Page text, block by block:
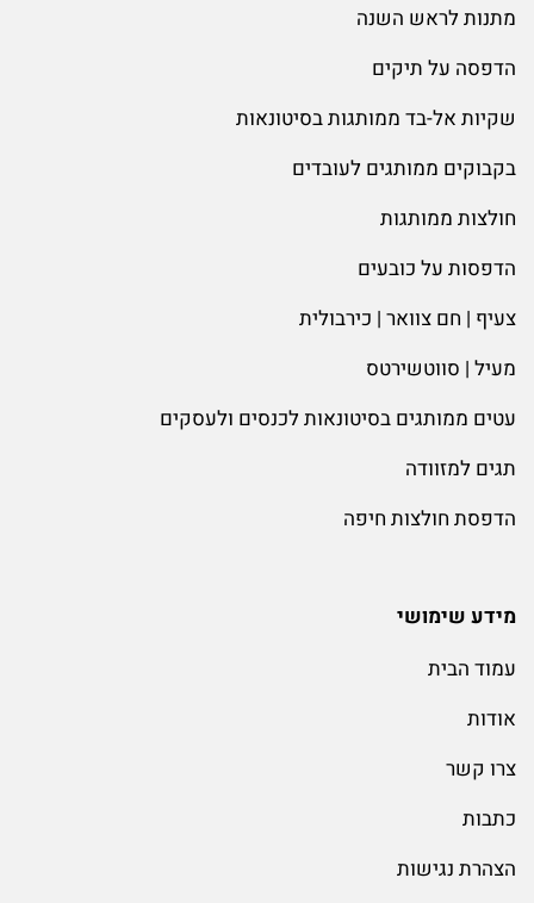
מתנות לראש השנה
הדפסה על תיקים
שקיות אל-בד ממותגות בסיטונאות
בקבוקים ממותגים לעובדים
חולצות ממותגות
הדפסות על כובעים
צעיף | חם צוואר | כירבולית
מעיל | סווטשירטס
עטים ממותגים בסיטונאות לכנסים ולעסקים
תגים למזוודה
הדפסת חולצות חיפה
מידע שימושי
עמוד הבית
אודות
צרו קשר
כתבות
הצהרת נגישות